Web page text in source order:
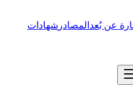
عن بُعدالمصادر شهادات